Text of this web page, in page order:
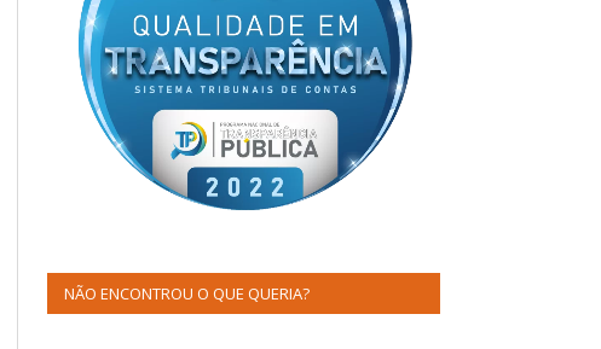
NÃO ENCONTROU O QUE QUERIA?